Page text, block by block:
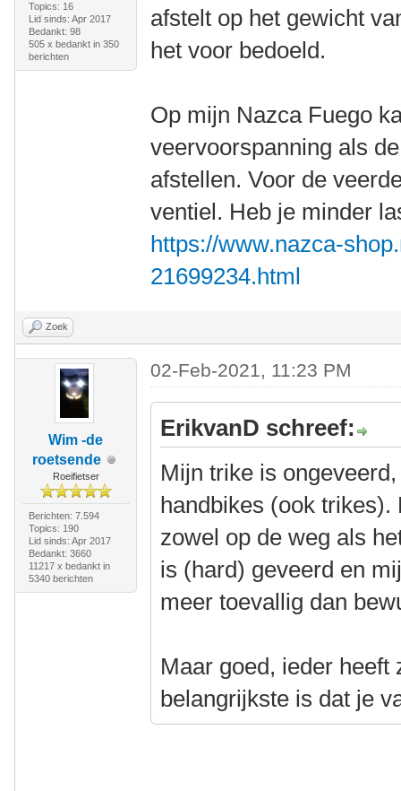
Topics: 16
Lid sinds: Apr 2017
Bedankt: 98
505 x bedankt in 350
berichten
afstelt op het gewicht
het voor bedoeld.
Op mijn Nazca Fuego
veervoorspanning als
afstellen. Voor de
ventiel. Heb je minder
https://www.nazca-
21699234.html
Zoek
Wim -de
roetsende
Roeifietser
Berichten: 7.594
Topics: 190
Lid sinds: Apr 2017
Bedankt: 3660
11217 x bedankt in
5340 berichten
02-Feb-2021, 11:23 PM
ErikvanD schreef:
Mijn trike is
handbikes (ook
zowel op de weg als
is (hard) geveerd en
meer toevallig dan
Maar goed, ieder heeft
belangrijkste is dat je